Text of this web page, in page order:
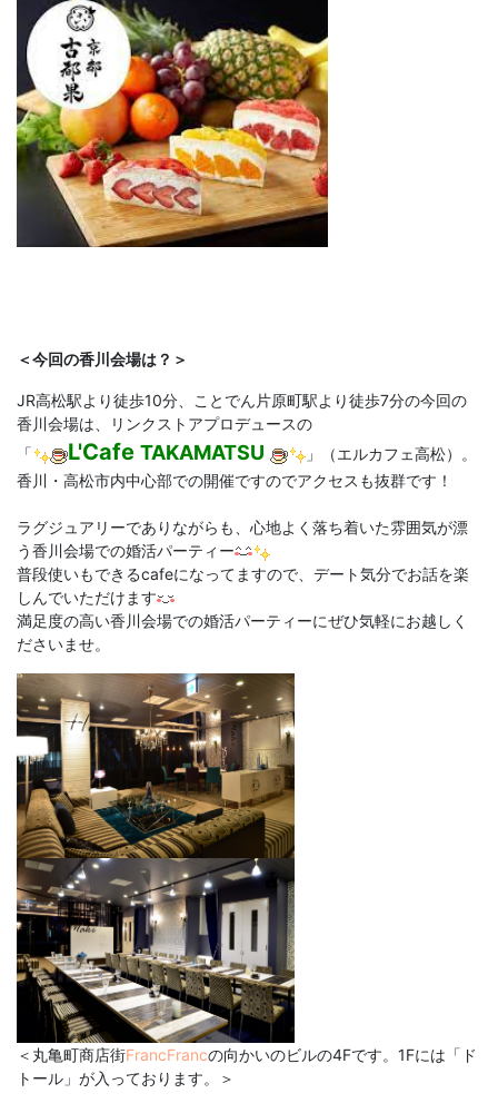
＜今回の香川 会場は？＞
JR高松駅より徒歩10分、ことでん片原町駅より徒歩7分の今回の
香川会場は、リンクストアプロデュースの
「
L'Cafe TAKAMATSU
」（エルカフェ高松）。
香川・高松市内中心部での開催ですのでアクセスも抜群です！
ラグジュアリーでありながらも、心地よく落ち着いた雰囲気が漂
う香川会場での婚活パーティー
普段使いもできるcafeになってますので、デート気分でお話を楽
しんでいただけます
満足度の高い香川会場での婚活パーティーにぜひ気軽にお越しく
ださいませ。
＜丸亀町商店街FrancFrancの向かいのビルの4Fです。1Fには「ド
トール」が入っております。＞